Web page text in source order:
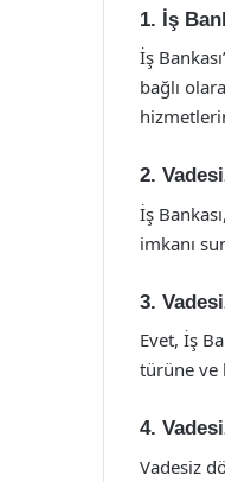
1. İş
İş
bağlı
2.
İş
imkanı
3.
Evet, İş
türüne ve
4.
Vadesiz